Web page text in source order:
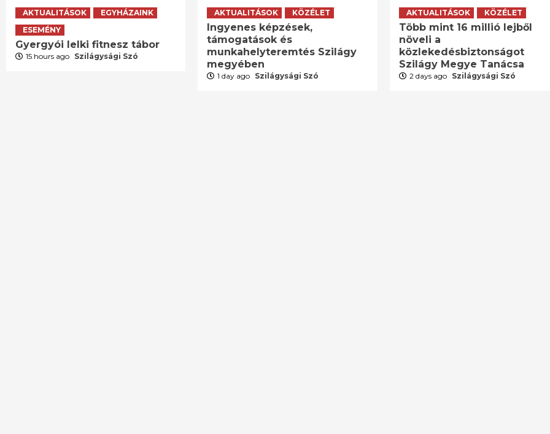
AKTUALITÁSOK
EGYHÁZAINK
ESEMÉNY
Gyergyói lelki fitnesz tábor
15 hours ago Szilágysági Szó
AKTUALITÁSOK KÖZÉLET
Ingyenes képzések,
támogatások és
munkahelyteremtés Szilágy
megyében
1 day ago Szilágysági Szó
AKTUALITÁSOK KÖZÉLET
Több mint 16 millió lejből
növeli a
közlekedésbiztonságot
Szilágy Megye Tanácsa
2 days ago Szilágysági Szó